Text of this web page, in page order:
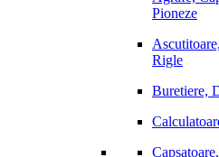
Pioneze
Rigle
Buretiere,